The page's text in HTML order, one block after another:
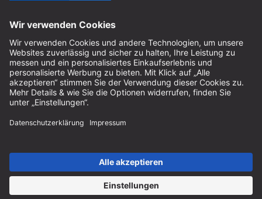
Impressum
AGB
Datenschutz
Cookie-Einstellungen
© 2026 sauter GmbH
* kostenloser Versand ab 150 Euro Bestellwert innerhalb
Deutschlands für die Standard-Paketgrößen - ausgenommen
Sperrgut und Fracht
In Abh. des Lieferlandes kann die MwSt. an der Kasse variieren.